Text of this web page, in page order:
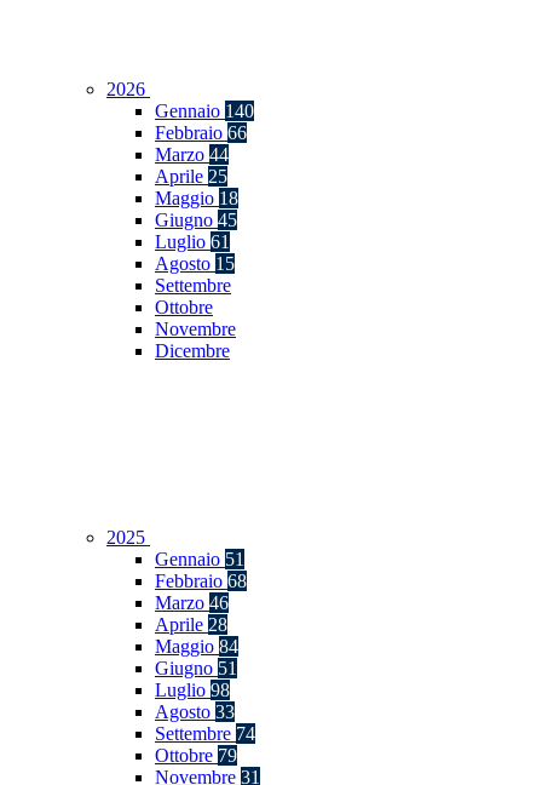
2026
Gennaio 140
Febbraio 66
Marzo 44
Aprile 25
Maggio 18
Giugno 45
Luglio 61
Agosto 15
Settembre
Ottobre
Novembre
Dicembre
2025
Gennaio 51
Febbraio 68
Marzo 46
Aprile 28
Maggio 84
Giugno 51
Luglio 98
Agosto 33
Settembre 74
Ottobre 79
Novembre 31